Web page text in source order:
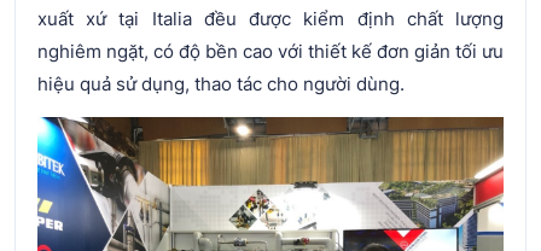
xuất xứ tại Italia đều được kiểm định chất lượng
nghiêm ngặt, có độ bền cao với thiết kế đơn giản tối ưu
hiệu quả sử dụng, thao tác cho người dùng.